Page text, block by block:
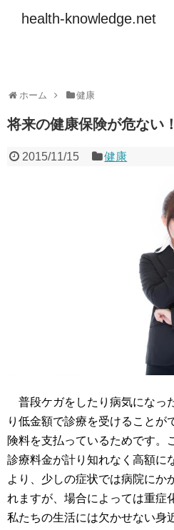
health-knowledge.net
ホーム 健康
将来の健康保険が危ない！
2015/11/15 健康
普段ケガをしたり病気になっ
り低金額で診療を受けることが
険料を支払っているためです。
診療料金が計り知れなく高額に
より、少しの症状では病院にか
れますが、場合によっては重症
私たちの生活には欠かせない身